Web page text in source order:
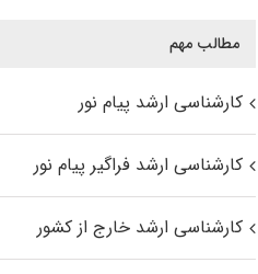
مطالب مهم
کارشناسی ارشد پیام نور
کارشناسی ارشد فراگیر پیام نور
کارشناسی ارشد خارج از کشور